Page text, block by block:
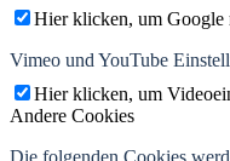
Hier klicken, um Google
Vimeo und YouTube
Hier klicken, um
Andere Cookies
Die folgenden Cookies